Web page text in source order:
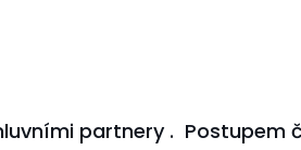
partnery . Postupem